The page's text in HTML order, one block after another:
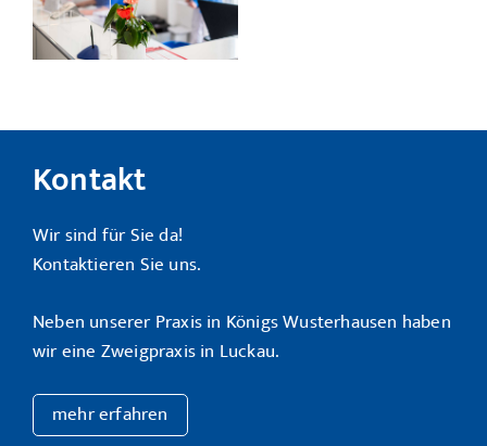
Kontakt
Wir sind für Sie da!
Kontaktieren Sie uns.
Neben unserer Praxis in Königs Wusterhausen haben
wir eine Zweigpraxis in Luckau.
mehr erfahren